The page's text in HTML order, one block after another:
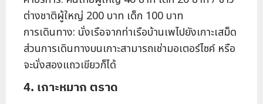
ต่างชาติผู้ใหญ่ 200 บาท เด็ก 100 บาท
การเดินทาง: นั่งเรือจากท่าเรือบ้านเพไปยังเกาะเสม็ด
ส่วนการเดินทางบนเกาะสามารถเช่ามอเตอร์ไซค์ หรือ
จะนั่งสองแถวเขียวก็ได้
4. เกาะหมาก ตราด